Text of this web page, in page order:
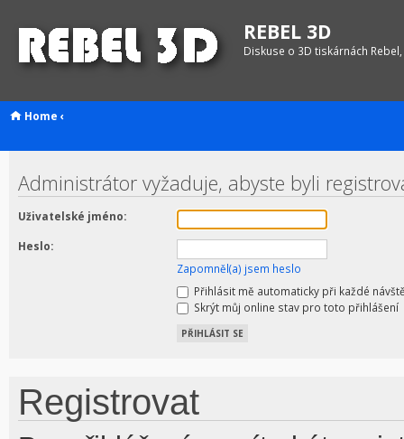
REBEL 3D
Diskuse o 3D tiskárnách
Home ‹
Administrátor vyžaduje, abyste byli
Uživatelské jméno:
Heslo:
Zapomněl(a) jsem heslo
Přihlásit mě automaticky při každé
Skrýt můj online stav pro toto přihlášení
Registrovat